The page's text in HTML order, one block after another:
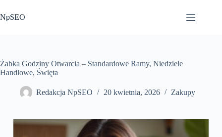
do
treści
NpSEO
Żabka Godziny Otwarcia – Standardowe Ramy, Niedziele
Handlowe, Święta
Redakcja NpSEO 20 kwietnia, 2026 Zakupy